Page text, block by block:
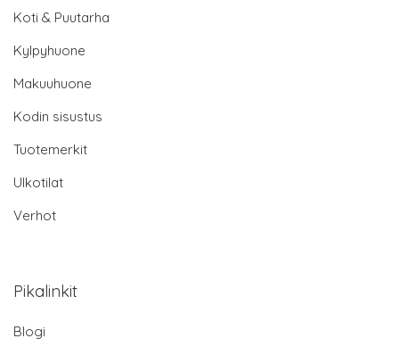
Koti & Puutarha
Kylpyhuone
Makuuhuone
Kodin sisustus
Tuotemerkit
Ulkotilat
Verhot
Pikalinkit
Blogi